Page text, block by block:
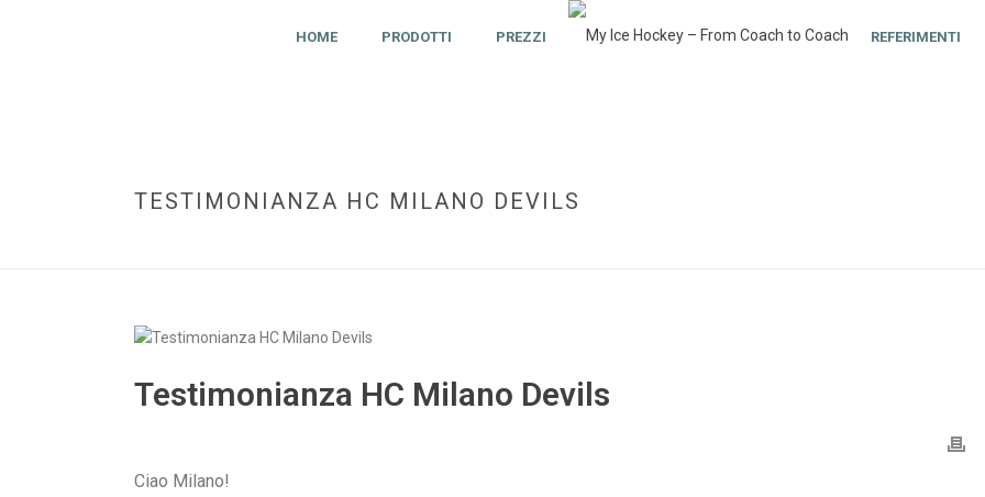
HOME PRODOTTI PREZZI REFERIMENTI
TESTIMONIANZA HC MILANO DEVILS
Testimonianza HC Milano Devils
Ciao Milano!